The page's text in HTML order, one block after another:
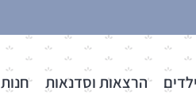
הרצאות וסדנאות חנות